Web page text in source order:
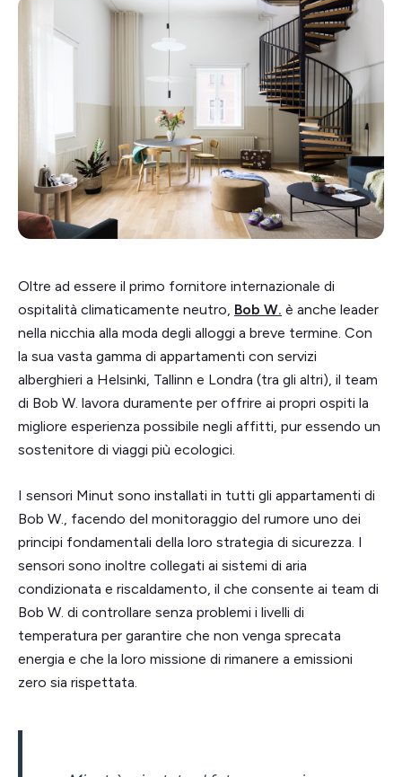
Oltre ad essere il primo fornitore internazionale di
ospitalità climaticamente neutro, Bob W. è anche leader
nella nicchia alla moda degli alloggi a breve termine. Con
la sua vasta gamma di appartamenti con servizi
alberghieri a Helsinki, Tallinn e Londra (tra gli altri), il team
di Bob W. lavora duramente per offrire ai propri ospiti la
migliore esperienza possibile negli affitti, pur essendo un
sostenitore di viaggi più ecologici.
I sensori Minut sono installati in tutti gli appartamenti di
Bob W., facendo del monitoraggio del rumore uno dei
principi fondamentali della loro strategia di sicurezza. I
sensori sono inoltre collegati ai sistemi di aria
condizionata e riscaldamento, il che consente ai team di
Bob W. di controllare senza problemi i livelli di
temperatura per garantire che non venga sprecata
energia e che la loro missione di rimanere a emissioni
zero sia rispettata.